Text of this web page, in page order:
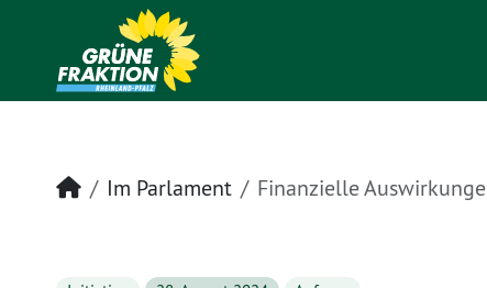
Startseite
Im Parlament Finanzielle Auswirkungen Zensus 2022 für Rheinland-Pfalz